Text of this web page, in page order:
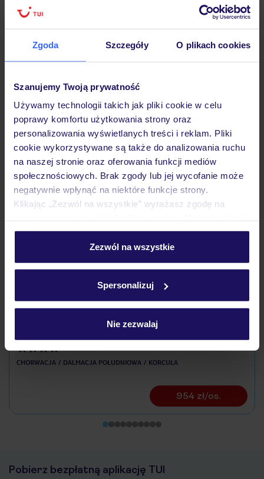
Zgoda Szczegóły O plikach cookies
Szanujemy Twoją prywatność
Używamy technologii takich jak pliki cookie w celu
poprawy komfortu użytkowania strony oraz
personalizowania wyświetlanych treści i reklam. Pliki
cookie wykorzystywane są także do analizowania ruchu
na naszej stronie oraz oferowania funkcji mediów
społecznościowych. Brak zgody lub jej wycofanie może
negatywnie wpłynąć na niektóre funkcje strony.
Klikając „Zezwól na wszystkie” wyrażasz zgodę na
personalizować swój wybór wchodząc w zakładkę
Szczegółowe informacje o plikach cookie znajdziesz
Zezwól na wszystkie
Spersonalizuj
Nie zezwalaj
Ważne informacje
Często zadawane pytania
Jak zmienić uczestników/osobę zgłaszającą?
Czy w Hotelu będzie przedstawiciel TUI?
Na jakiej podstawie i gdzie otrzymam karty
pokładowe/bilety lotnicze?
Zobacz więcej
Marko Polo Maradiso Hotel by Aminess
CHORWACJA DALMACJA POŁUDNIOWA KORCULA
954 zł/os.
Pobierz bezpłatną aplikację TUI